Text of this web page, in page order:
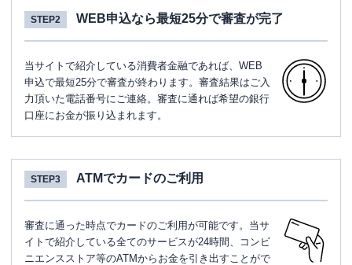
STEP2 WEB申込なら最短25分で審査が完了
当サイトで紹介している消費者金融であれば、WEB
申込で最短25分で審査が終わります。審査結果はご入
力頂いた電話番号にご連絡。審査に通れば希望の銀行
口座にお金が振り込まれます。
STEP3 ATMでカードのご利用
審査に通った時点でカードのご利用が可能です。当サ
イトで紹介している全てのサービスが24時間、コンビ
ニエンスストア等のATMからお金を引き出すことがで